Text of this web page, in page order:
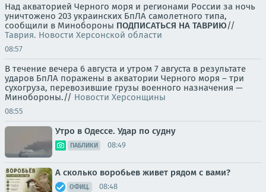
Над акваторией Черного моря и регионами России за ночь
уничтожено 203 украинских БпЛА самолетного типа,
сообщили в Минобороны ПОДПИСАТЬСЯ НА ТАВРИЮ//
Таврия. Новости Херсонской области
08:57
В течение вечера 6 августа и утром 7 августа в результате
ударов БпЛА поражены в акватории Черного моря – три
сухогруза, перевозившие грузы военного назначения —
Минобороны.// Новости Херсонщины
08:55
Утро в Одессе. Удар по судну
ПАБЛИКИ 08:49
А сколько воробьев живет рядом с вами?
ОФИЦ. 08:48